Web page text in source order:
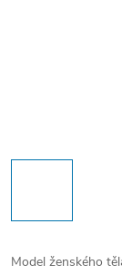
Model ženského